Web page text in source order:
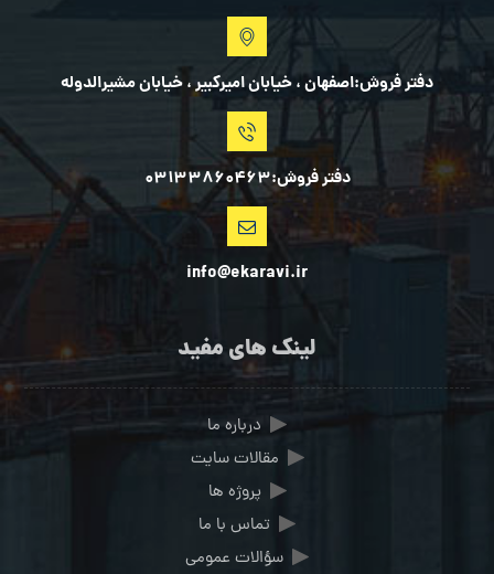
دفتر فروش:اصفهان ، خیابان امیرکبیر ، خیابان مشیرالدوله
دفتر فروش:03133860463
info@ekaravi.ir
لینک های مفید
درباره ما
مقالات سایت
پروژه ها
تماس با ما
سؤالات عمومی